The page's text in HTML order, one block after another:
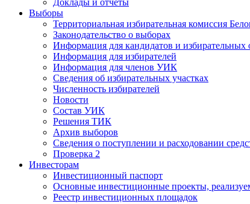
Доклады и отчеты
Выборы
Территориальная избирательная комиссия
Законодательство о выборах
Информация для кандидатов и
Информация для избирателей
Информация для членов УИК
Сведения об избирательных участках
Численность избирателей
Новости
Состав УИК
Решения ТИК
Архив выборов
Сведения о поступлении и расходовании
Проверка 2
Инвесторам
Инвестиционный паспорт
Основные инвестиционные проекты,
Реестр инвестиционных площадок